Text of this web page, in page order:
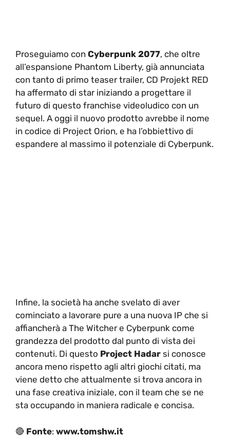
Proseguiamo con Cyberpunk 2077, che oltre
all’espansione Phantom Liberty, già annunciata
con tanto di primo teaser trailer, CD Projekt RED
ha affermato di star iniziando a progettare il
futuro di questo franchise videoludico con un
sequel. A oggi il nuovo prodotto avrebbe il nome
in codice di Project Orion, e ha l’obbiettivo di
espandere al massimo il potenziale di Cyberpunk.
Infine, la società ha anche svelato di aver
cominciato a lavorare pure a una nuova IP che si
affiancherà a The Witcher e Cyberpunk come
grandezza del prodotto dal punto di vista dei
contenuti. Di questo Project Hadar si conosce
ancora meno rispetto agli altri giochi citati, ma
viene detto che attualmente si trova ancora in
una fase creativa iniziale, con il team che se ne
sta occupando in maniera radicale e concisa.
🔴 Fonte: www.tomshw.it